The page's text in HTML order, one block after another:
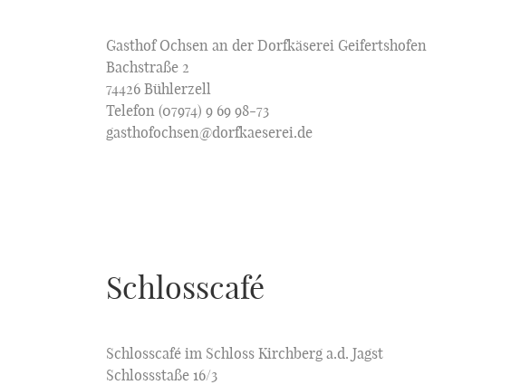
Gasthof Ochsen an der Dorfkäserei Geifertshofen
Bachstraße 2
74426 Bühlerzell
Telefon (07974) 9 69 98-73
gasthofochsen@dorfkaeserei.de
Schlosscafé
Schlosscafé im Schloss Kirchberg a.d. Jagst
Schlossstaße 16/3